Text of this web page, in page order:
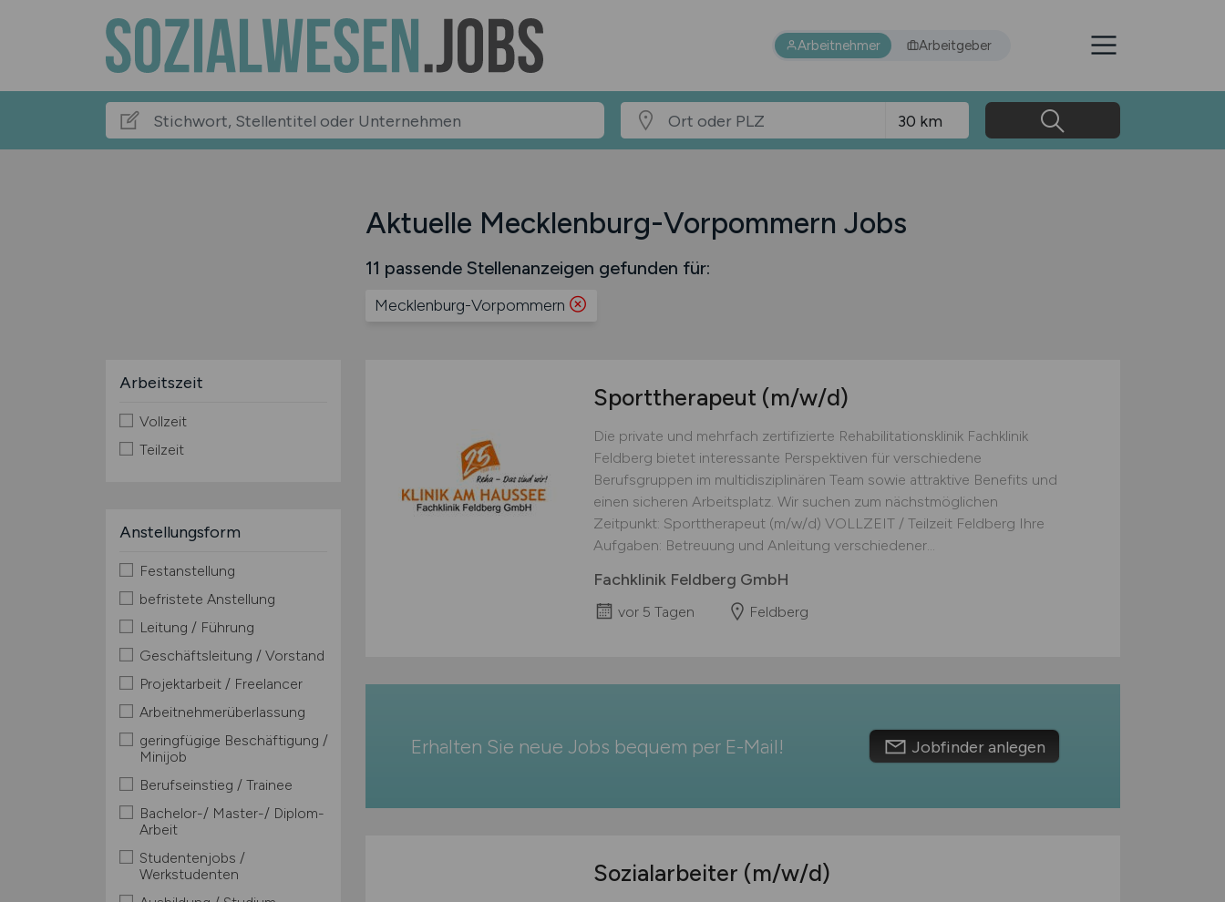
Arbeitnehmer Arbeitgeber
Aktuelle Mecklenburg-Vorpommern Jobs
11 passende Stellenanzeigen gefunden für:
Mecklenburg-Vorpommern
Arbeitszeit
Vollzeit
Teilzeit
Anstellungsform
Festanstellung
befristete Anstellung
Leitung / Führung
Geschäftsleitung / Vorstand
Projektarbeit / Freelancer
Arbeitnehmerüberlassung
geringfügige Beschäftigung /
Minijob
Berufseinstieg / Trainee
Bachelor-/ Master-/ Diplom-
Arbeit
Studentenjobs /
Werkstudenten
Sporttherapeut (m/w/d)
Die private und mehrfach zertifizierte Rehabilitationsklinik Fachklinik
Feldberg bietet interessante Perspektiven für verschiedene
Berufsgruppen im multidisziplinären Team sowie attraktive Benefits und
einen sicheren Arbeitsplatz. Wir suchen zum nächstmöglichen
Zeitpunkt: Sporttherapeut (m/w/d) VOLLZEIT / Teilzeit Feldberg Ihre
Aufgaben: Betreuung und Anleitung verschiedener...
Fachklinik Feldberg GmbH
vor 5 Tagen Feldberg
Erhalten Sie neue Jobs bequem per E-Mail! Jobfinder anlegen
Sozialarbeiter (m/w/d)